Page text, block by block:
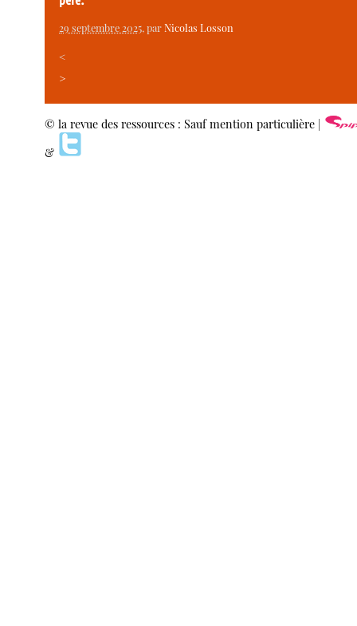
29 septembre 2025, parNicolas Losson
<
>
© la revue des ressources : Sauf mention particulière |
&